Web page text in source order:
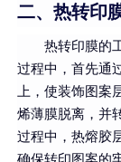
二、热转印
热转印膜的
过程中，首先通
上，使装饰图案
烯薄膜脱离，并
过程中，热熔胶